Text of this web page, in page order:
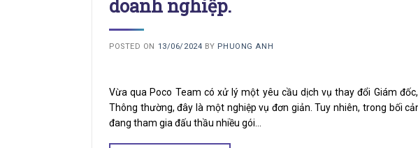
doanh nghiệp.
POSTED ON 13/06/2024 BY PHUONG ANH
Vừa qua Poco Team có xử lý một yêu cầu dịch vụ thay đổi Giám
Thông thường, đây là một nghiệp vụ đơn giản. Tuy nhiên, trong bối
đang tham gia đấu thầu nhiều gói…